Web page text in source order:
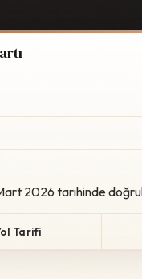
2026 tarihinde
Tarifi